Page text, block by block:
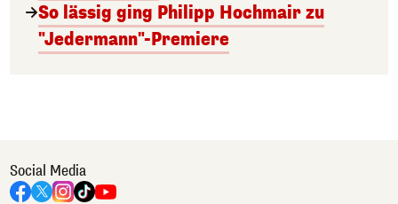
So lässig ging Philipp Hochmair zu
"Jedermann"-Premiere
Social Media